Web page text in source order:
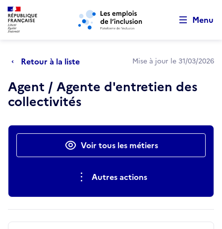
Aller au menu principal Aller au contenu principal
Menu
Retour à la liste Mise à jour le 31/03/2026
Agent / Agente d'entretien des
collectivités
Actions rapidesVoir tous les métiers
Autres actions
Retour au début de la page
Panneau de gestion des cookies